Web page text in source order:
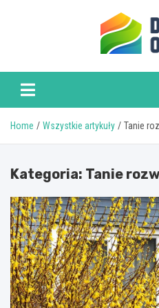
Home Wszystkie artykuły Tanie
Kategoria: Tanie